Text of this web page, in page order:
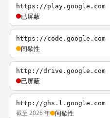
https://play.google.com
已屏蔽
https://code.google.com
间歇性
http://drive.google.com
已屏蔽
http://ghs.l.google.com
截至 2026 年 间歇性